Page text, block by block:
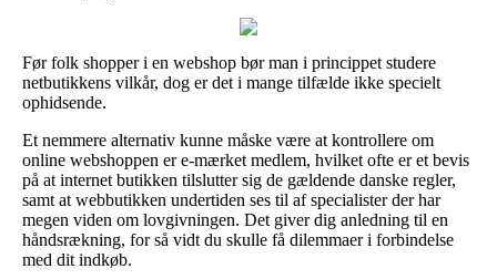
Før folk shopper i en webshop bør man i princippet studere
netbutikkens vilkår, dog er det i mange tilfælde ikke specielt
ophidsende.
Et nemmere alternativ kunne måske være at kontrollere om
online webshoppen er e-mærket medlem, hvilket ofte er et bevis
på at internet butikken tilslutter sig de gældende danske regler,
samt at webbutikken undertiden ses til af specialister der har
megen viden om lovgivningen. Det giver dig anledning til en
håndsrækning, for så vidt du skulle få dilemmaer i forbindelse
med dit indkøb.